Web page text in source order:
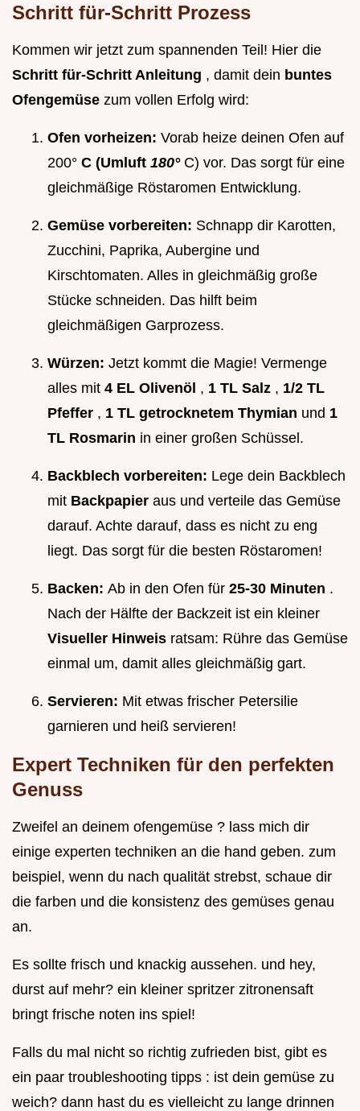
Schritt für-Schritt Prozess
Kommen wir jetzt zum spannenden Teil! Hier die
Schritt für-Schritt Anleitung , damit dein buntes
Ofengemüse zum vollen Erfolg wird:
Ofen vorheizen: Vorab heize deinen Ofen auf
200° C (Umluft 180° C) vor. Das sorgt für eine
gleichmäßige Röstaromen Entwicklung.
Gemüse vorbereiten: Schnapp dir Karotten,
Zucchini, Paprika, Aubergine und
Kirschtomaten. Alles in gleichmäßig große
Stücke schneiden. Das hilft beim
gleichmäßigen Garprozess.
Würzen: Jetzt kommt die Magie! Vermenge
alles mit 4 EL Olivenöl , 1 TL Salz , 1/2 TL
Pfeffer , 1 TL getrocknetem Thymian und 1
TL Rosmarin in einer großen Schüssel.
Backblech vorbereiten: Lege dein Backblech
mit Backpapier aus und verteile das Gemüse
darauf. Achte darauf, dass es nicht zu eng
liegt. Das sorgt für die besten Röstaromen!
Backen: Ab in den Ofen für 25-30 Minuten .
Nach der Hälfte der Backzeit ist ein kleiner
Visueller Hinweis ratsam: Rühre das Gemüse
einmal um, damit alles gleichmäßig gart.
Servieren: Mit etwas frischer Petersilie
garnieren und heiß servieren!
Expert Techniken für den perfekten
Genuss
Zweifel an deinem ofengemüse ? lass mich dir
einige experten techniken an die hand geben. zum
beispiel, wenn du nach qualität strebst, schaue dir
die farben und die konsistenz des gemüses genau
an.
Es sollte frisch und knackig aussehen. und hey,
durst auf mehr? ein kleiner spritzer zitronensaft
bringt frische noten ins spiel!
Falls du mal nicht so richtig zufrieden bist, gibt es
ein paar troubleshooting tipps : ist dein gemüse zu
weich? dann hast du es vielleicht zu lange drinnen